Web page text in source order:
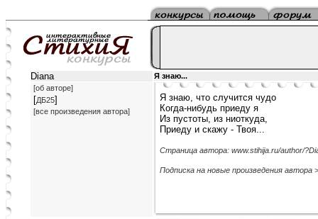
Diana
Я знаю...
[об авторе]
[ДБ25]
[все произведения автора]
Я знаю, что случится чудо
Когда-нибудь приеду я
Из пустоты, из ниоткуда,
Приеду и скажу - Твоя...
Страница автора: www.stihija.ru/author/
Подписка на новые произведения автора